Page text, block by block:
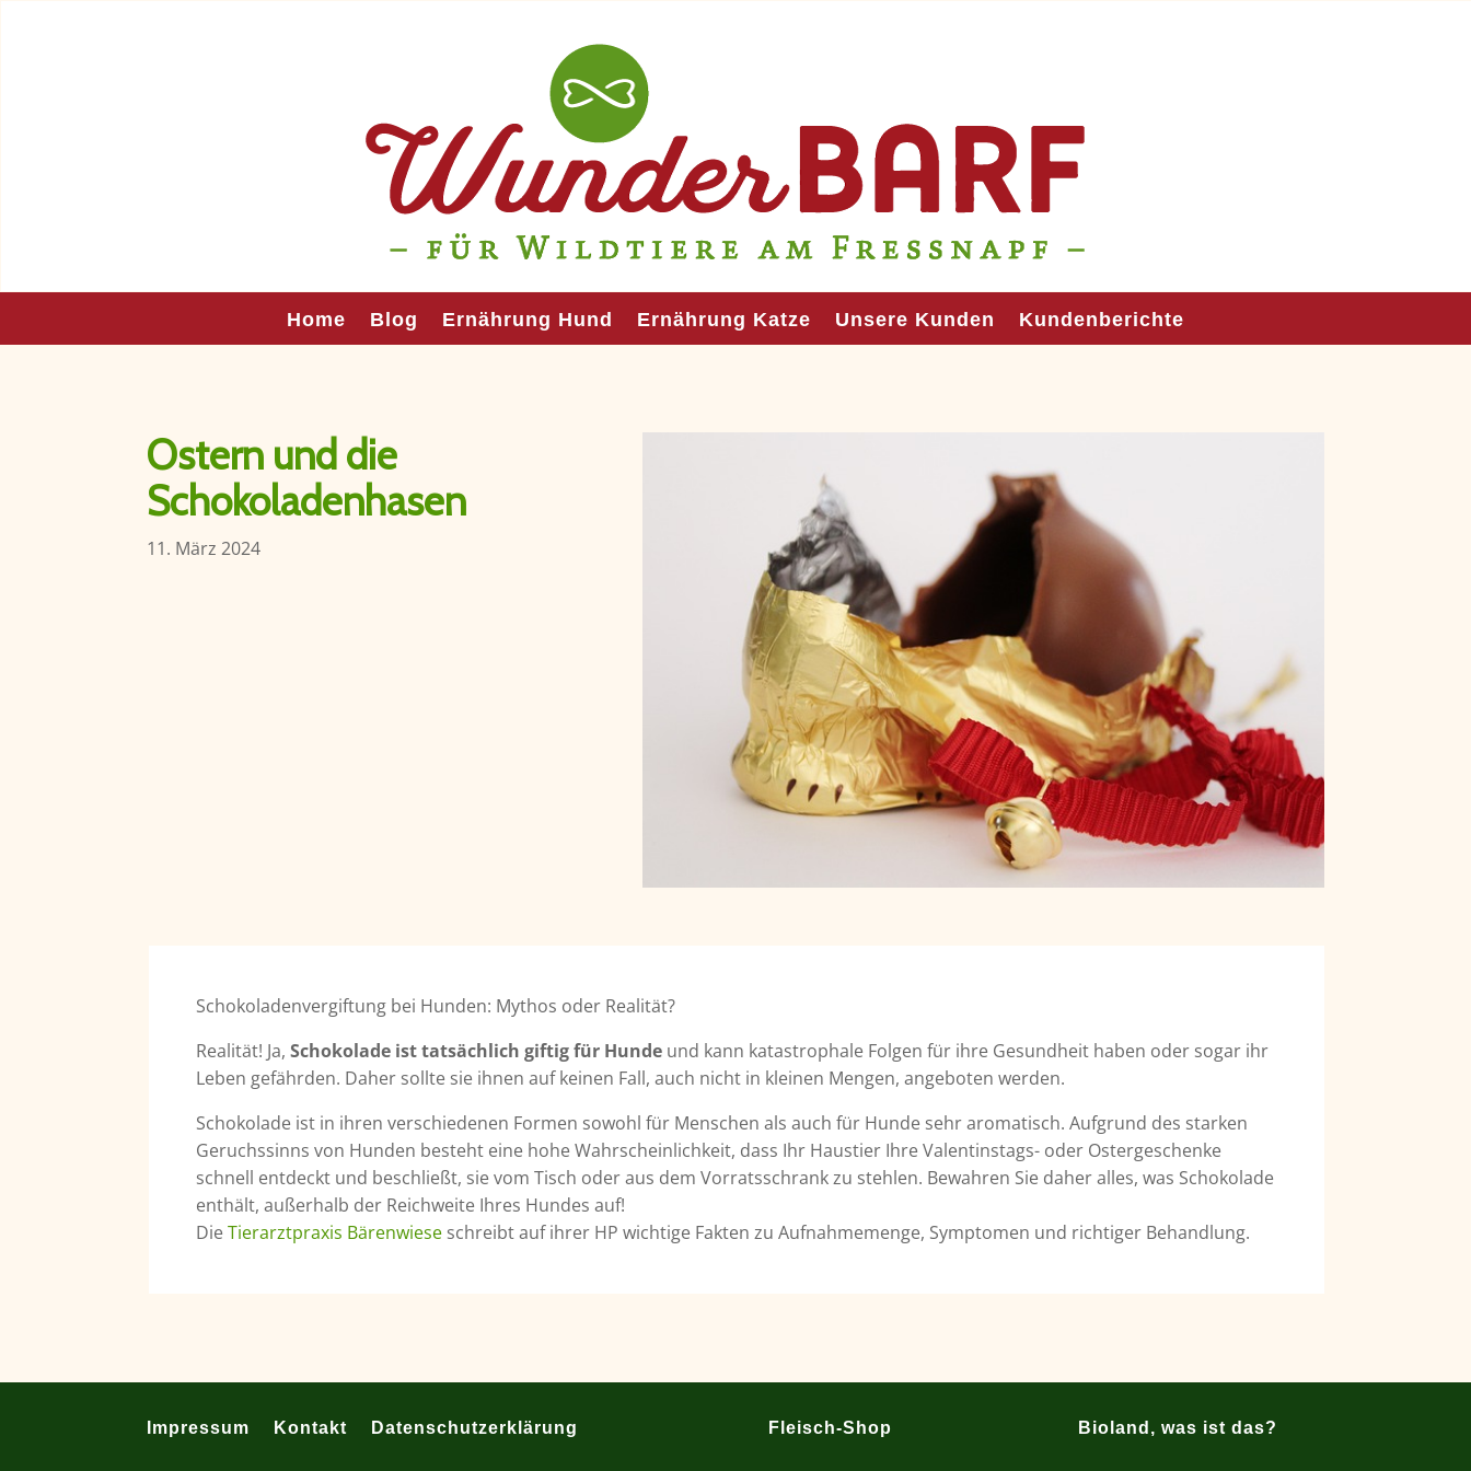
Home Blog Ernährung Hund Ernährung Katze Unsere Kunden Kundenberichte
Ostern und die
Schokoladenhasen
11. März 2024
Schokoladenvergiftung bei Hunden: Mythos oder Realität?
Realität! Ja,Schokolade ist tatsächlich giftig für Hunde und kann katastrophale Folgen für ihre Gesundheit haben oder sogar ihr
Leben gefährden. Daher sollte sie ihnen auf keinen Fall, auch nicht in kleinen Mengen, angeboten werden.
Schokolade ist in ihren verschiedenen Formen sowohl für Menschen als auch für Hunde sehr aromatisch. Aufgrund des starken
Geruchssinns von Hunden besteht eine hohe Wahrscheinlichkeit, dass Ihr Haustier Ihre Valentinstags- oder Ostergeschenke
schnell entdeckt und beschließt, sie vom Tisch oder aus dem Vorratsschrank zu stehlen. Bewahren Sie daher alles, was Schokolade
enthält, außerhalb der Reichweite Ihres Hundes auf!
DieTierarztpraxis Bärenwiese schreibt auf ihrer HP wichtige Fakten zu Aufnahmemenge, Symptomen und richtiger Behandlung.
Impressum Kontakt Datenschutzerklärung Fleisch-Shop Bioland, was ist das?